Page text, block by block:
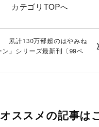
カテゴリ TOPへ
累計130万部超のはやみね
」シリーズ最新刊〔99ペ
ススメの記事は